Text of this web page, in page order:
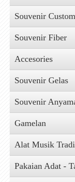
Souvenir Custom
Souvenir Fiber
Accesories
Souvenir Gelas
Souvenir
Gamelan
Alat Musik
Pakaian Adat -